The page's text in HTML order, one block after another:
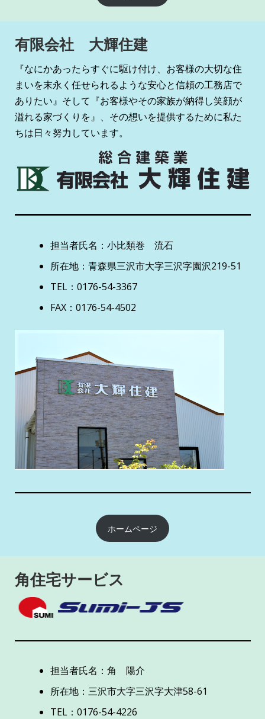
有限会社 大輝住建
『なにかあったらすぐに駆け付け、お客様の大切な住
まいを末永く任せられるような安心と信頼の工務店で
ありたい』そして『お客様やその家族が納得し笑顔が
溢れる家づくりを』、その想いを提供するために私た
ちは日々努力しています。
担当者氏名：小比類巻 流石
所在地：青森県三沢市大字三沢字園沢219-51
TEL：0176-54-3367
FAX：0176-54-4502
ホームページ
角住宅サービス
担当者氏名：角 陽介
所在地：三沢市大字三沢字大津58-61
TEL：0176-54-4226